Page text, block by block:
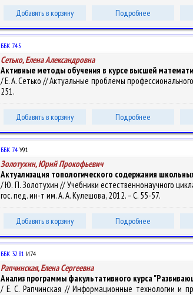
Добавить в корзину Подробнее
ББК 74.5
Сетько, Елена Александровна
Активные методы обучения в курсе высшей
/ Е. А. Сетько // Актуальные проблемы
251.
Добавить в корзину Подробнее
ББК 74.У91
Золотухин, Юрий Прокофьевич
Актуализация топологического содержания
/ Ю. П. Золотухин // Учебники естественнонаучного
гос. пед. ин-т им. А. А. Кулешова, 2012. – С. 55-57.
Добавить в корзину Подробнее
ББК 32.81 И74
Рапчинская, Елена Сергеевна
Анализ программы факультативного курса
/ Е. С. Рапчинская // Информационные технологии и